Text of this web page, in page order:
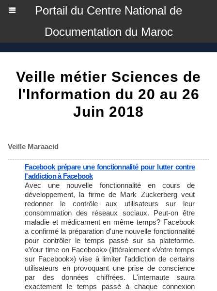
Portail du Centre National de
Documentation du Maroc
Veille métier Sciences de
l'Information du 20 au 26
Juin 2018
Veille Maraacid
Facebook prépare une fonctionnalité pour lutter contre
l'addiction à Facebook
Avec une nouvelle fonctionnalité en cours de
développement, la firme de Mark Zuckerberg veut
redonner le contrôle aux utilisateurs sur leur
consommation des réseaux sociaux. Peut-on être
maladie et médicament en même temps? Facebook
a confirmé la préparation d'une nouvelle fonctionnalité
pour contrôler le temps passé sur sa plateforme.
«Your time on Facebook» (littéralement «Votre temps
sur Facebook») vise à limiter l'addiction de certains
utilisateurs en provoquant une prise de conscience
par des données chiffrées. L'internaute saura
exactement le temps passé à chaque connexion